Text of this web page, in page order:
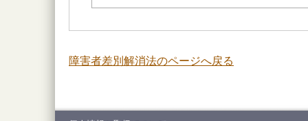
障害者差別解消法のページへ戻る